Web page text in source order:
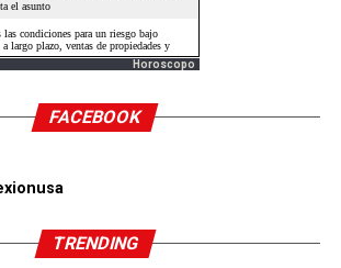
Horoscopo
FACEBOOK
TRENDING